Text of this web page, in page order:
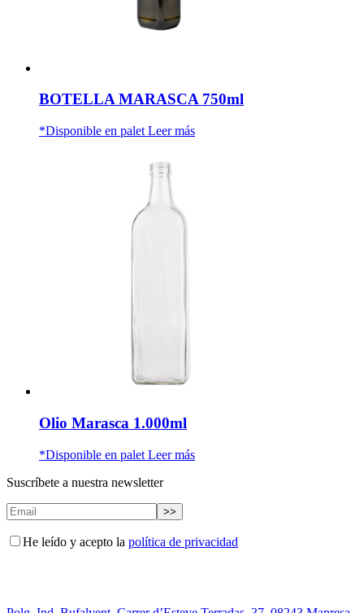
BOTELLA MARASCA 750ml
*Disponible en palet Leer más
Olio Marasca 1.000ml
*Disponible en palet Leer más
Suscríbete a nuestra newsletter
He leído y acepto la política de privacidad